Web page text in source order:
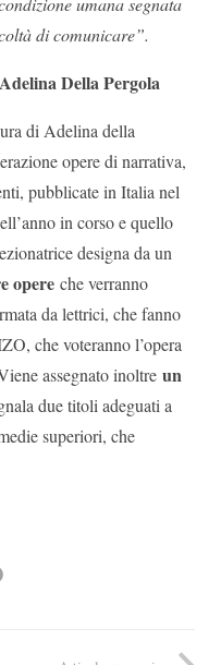
di comunicare”.
Della Pergola
di Adelina della
opere di narrativa,
pubblicate in Italia nel
in corso e quello
designa da un
opere che verranno
da lettrici, che fanno
che voteranno l’opera
assegnato inoltre un
due titoli adeguati a
superiori, che